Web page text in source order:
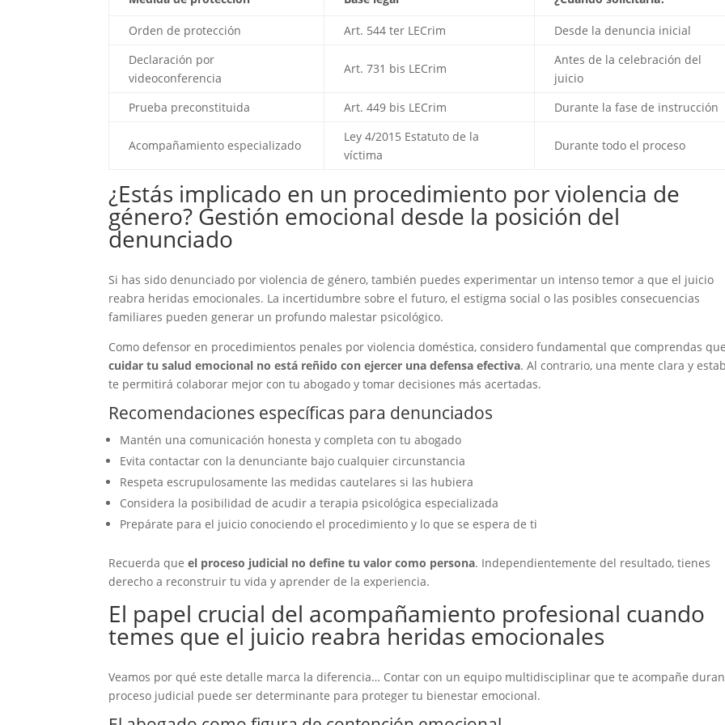
Orden de protección Art. 544 ter LECrim
Desde la denuncia inicial
Declaración por
videoconferencia
Art. 731 bis LECrim
Antes de la celebración del
juicio
Prueba preconstituida
Art. 449 bis LECrim Durante la fase de instrucción
Acompañamiento especializado
Ley 4/2015 Estatuto de la
víctima
Durante todo el proceso
¿Estás implicado en un procedimiento por violencia de
género? Gestión emocional desde la posición del
denunciado
Si has sido denunciado por violencia de género, también puedes experimentar un intenso temor a que el juicio
reabra heridas emocionales. La incertidumbre sobre el futuro, el estigma social o las posibles consecuencias
familiares pueden generar un profundo malestar psicológico.
Como defensor en procedimientos penales por violencia doméstica, considero fundamental que comprendas
cuidar tu salud emocional no está reñido con ejercer una defensa efectiva. Al contrario, una mente clara y
te permitirá colaborar mejor con tu abogado y tomar decisiones más acertadas.
Recomendaciones específicas para denunciados
Mantén una comunicación honesta y completa con tu abogado
Evita contactar con la denunciante bajo cualquier circunstancia
Respeta escrupulosamente las medidas cautelares si las hubiera
Considera la posibilidad de acudir a terapia psicológica especializada
Prepárate para el juicio conociendo el procedimiento y lo que se espera de ti
Recuerda queel proceso judicial no define tu valor como persona. Independientemente del resultado, tienes
derecho a reconstruir tu vida y aprender de la experiencia.
El papel crucial del acompañamiento profesional cuando
temes que el juicio reabra heridas emocionales
Veamos por qué este detalle marca la diferencia… Contar con un equipo multidisciplinar que te acompañe
proceso judicial puede ser determinante para proteger tu bienestar emocional.